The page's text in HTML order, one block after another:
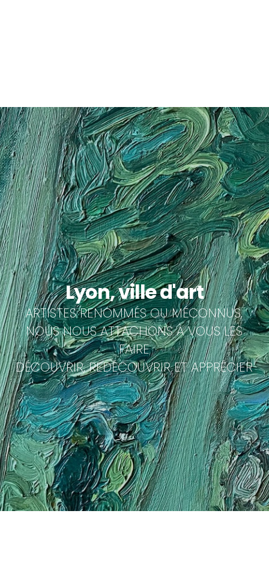
Lyon, ville d'art
ARTISTES RENOMMÉS OU MÉCONNUS,
NOUS NOUS ATTACHONS À VOUS LES
FAIRE
DÉCOUVRIR, REDÉCOUVRIR ET APPRÉCIER